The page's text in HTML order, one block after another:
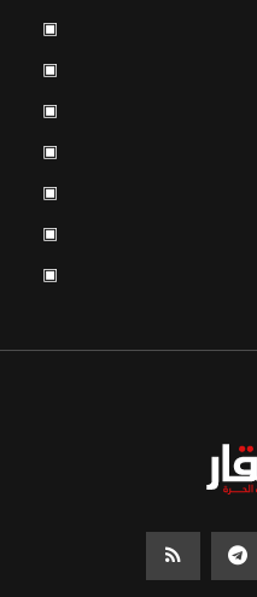
▣
▣
▣
▣
▣
▣
▣